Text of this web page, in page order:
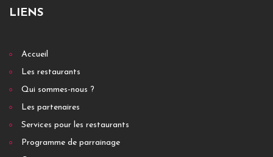
LIENS
Accueil
Les restaurants
Qui sommes-nous ?
Les partenaires
Services pour les restaurants
Programme de parrainage